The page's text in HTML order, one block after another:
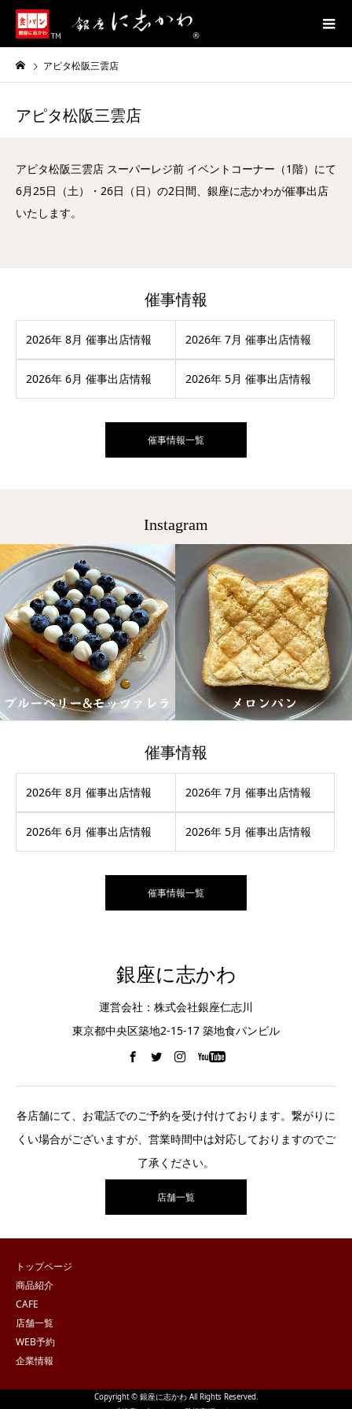
アピタ松阪三雲店
アピタ松阪三雲店
アピタ松阪三雲店 スーパーレジ前 イベントコーナー（1階）にて
6月25日（土）・26日（日）の2日間、銀座に志かわが催事出店
いたします。
催事情報
2026年 8月 催事出店情報 2026年 7月 催事出店情報
2026年 6月 催事出店情報 2026年 5月 催事出店情報
催事情報一覧
Instagram
催事情報
2026年 8月 催事出店情報 2026年 7月 催事出店情報
2026年 6月 催事出店情報 2026年 5月 催事出店情報
催事情報一覧
銀座に志かわ
運営会社：株式会社銀座仁志川
東京都中央区築地2-15-17 築地食パンビル
各店舗にて、お電話でのご予約を受け付けております。繋がりに
くい場合がございますが、営業時間中は対応しておりますのでご
了承ください。
店舗一覧
トップページ
商品紹介
CAFE
店舗一覧
WEB予約
企業情報
Copyright © 銀座に志かわ All Rights Reserved.